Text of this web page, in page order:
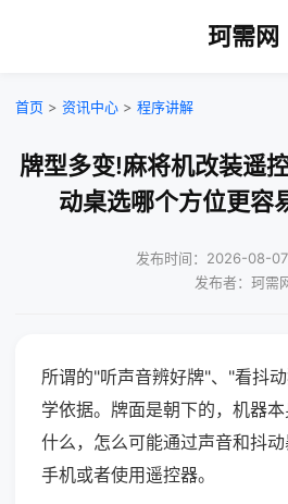
珂需网
首页 > 资讯中心 > 程序讲解
牌型多变!麻将机改装遥
动桌选哪个方位更容
发布时间：2026-08-07
发布者：珂需
所谓的"听声音辨好牌"、"看抖
学依据。牌面是朝下的，机器
什么，怎么可能通过声音和抖
手机或者使用遥控器。